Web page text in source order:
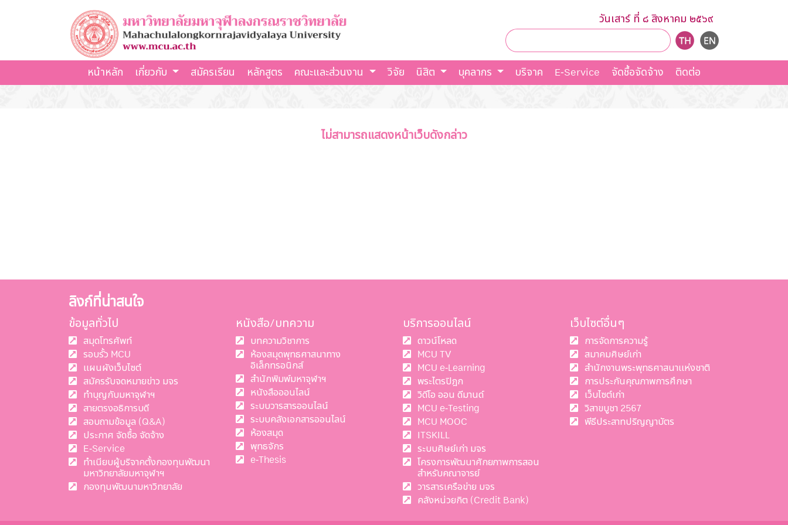
วันเสาร์ ที่ ๘ สิงหาคม ๒๕๖๙
หน้าหลัก เกี่ยวกับ สมัครเรียน หลักสูตร คณะและส่วนงาน วิจัย นิสิต บุคลากร บริจาค E-Service จัดชื้อจัดจ้าง ติดต่อ
ไม่สามารถแสดงหน้าเว็บดังกล่าว
ลิงก์ที่น่าสนใจ
ข้อมูลทั่วไป
สมุดโทรศัพท์
รอบรั้ว MCU
แผนผังเว็บไซต์
สมัครรับจดหมายข่าว มจร
ทำบุญกับมหาจุฬาฯ
สายตรงอธิการบดี
สอบถามข้อมูล (Q&A)
ประกาศ จัดซื้อ จัดจ้าง
E-Service
ทำเนียบผู้บริจาคตั้งกองทุนพัฒนา
มหาวิทยาลัยมหาจุฬาฯ
กองทุนพัฒนามหาวิทยาลัย
หนังสือ/บทความ
บทความวิชาการ
ห้องสมุดพุทธศาสนาทาง
อิเล็กทรอนิกส์
สำนักพิมพ์มหาจุฬาฯ
หนังสือออนไลน์
ระบบวารสารออนไลน์
ระบบคลังเอกสารออนไลน์
ห้องสมุด
พุทธจักร
e-Thesis
บริการออนไลน์
ดาวน์โหลด
MCU TV
MCU e-Learning
พระไตรปิฎก
วิดีโอ ออน ดีมานด์
MCU e-Testing
MCU MOOC
ITSKILL
ระบบศิษย์เก่า มจร
โครงการพัฒนาศักยภาพการสอน
สำหรับคณาจารย์
วารสารเครือข่าย มจร
คลังหน่วยกิต (Credit Bank)
เว็บไซต์อื่นๆ
การจัดการความรู้
สมาคมศิษย์เก่า
สำนักงานพระพุทธศาสนาแห่งชาติ
การประกันคุณภาพการศึกษา
เว็บไซต์เก่า
วิสาขบูชา 2567
พีธีประสาทปริญญาบัตร